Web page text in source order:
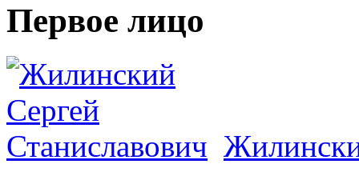
Первое лицо